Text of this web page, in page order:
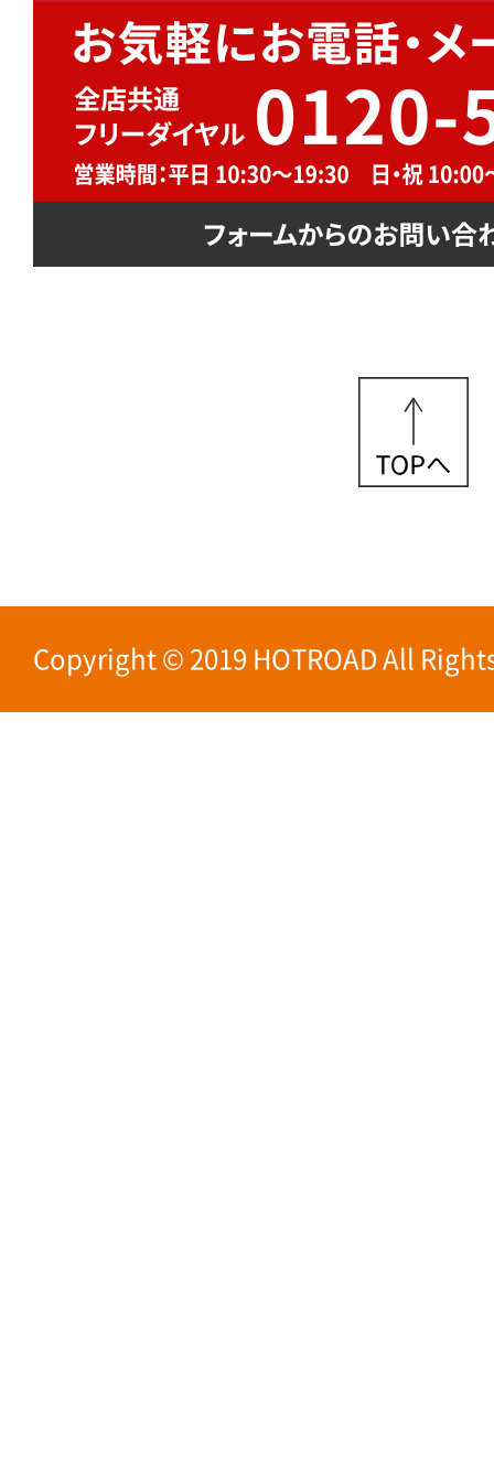
Copyright © 2019 HOTROAD All